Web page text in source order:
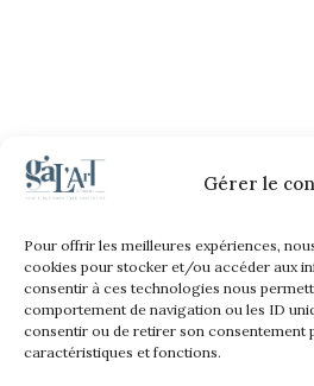
Gérer le
Pour offrir les meilleures expériences,
cookies pour stocker et/ou accéder aux
consentir à ces technologies nous
comportement de navigation ou les ID
consentir ou de retirer son consentement
caractéristiques et fonctions.